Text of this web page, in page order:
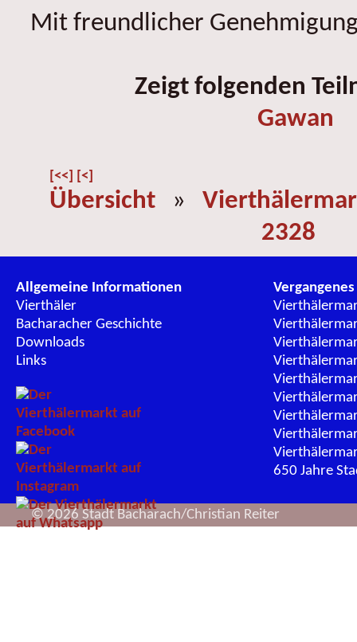
Mit freundlicher
Zeigt folgenden
Gawan
[<<] [<]
Übersicht »
2328
Allgemeine Informationen
Vierthäler
Bacharacher Geschichte
Downloads
Links
Vergangenes
650 Jahre
© 2026 Stadt Bacharach/Christian Reiter